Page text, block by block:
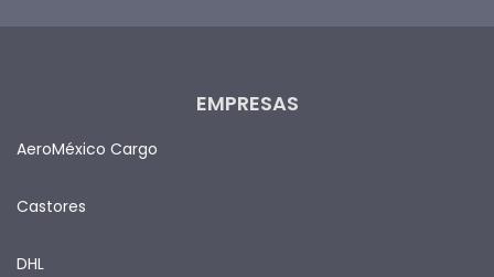
EMPRESAS
AeroMéxico Cargo
Castores
DHL